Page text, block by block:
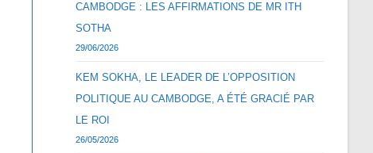
CAMBODGE : LES AFFIRMATIONS DE MR ITH
SOTHA
29/06/2026
KEM SOKHA, LE LEADER DE L’OPPOSITION
POLITIQUE AU CAMBODGE, A ÉTÉ GRACIÉ PAR
LE ROI
26/05/2026